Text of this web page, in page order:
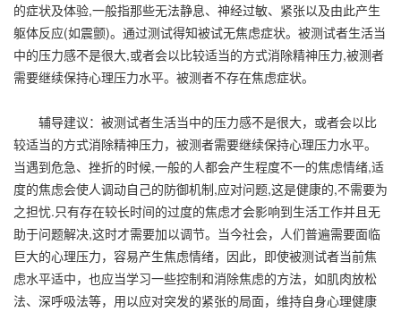
的症状及体验,一般指那些无法静息、神经过敏、紧张以及由此产生
躯体反应(如震颤)。通过测试得知被试无焦虑症状。被测试者生活当
中的压力感不是很大,或者会以比较适当的方式消除精神压力,被测者
需要继续保持心理压力水平。被测者不存在焦虑症状。
辅导建议：被测试者生活当中的压力感不是很大，或者会以比
较适当的方式消除精神压力，被测者需要继续保持心理压力水平。
当遇到危急、挫折的时候,一般的人都会产生程度不一的焦虑情绪,适
度的焦虑会使人调动自己的防御机制,应对问题,这是健康的,不需要为
之担忧.只有存在较长时间的过度的焦虑才会影响到生活工作并且无
助于问题解决,这时才需要加以调节。当今社会，人们普遍需要面临
巨大的心理压力，容易产生焦虑情绪，因此，即使被测试者当前焦
虑水平适中，也应当学习一些控制和消除焦虑的方法，如肌肉放松
法、深呼吸法等，用以应对突发的紧张的局面，维持自身心理健康